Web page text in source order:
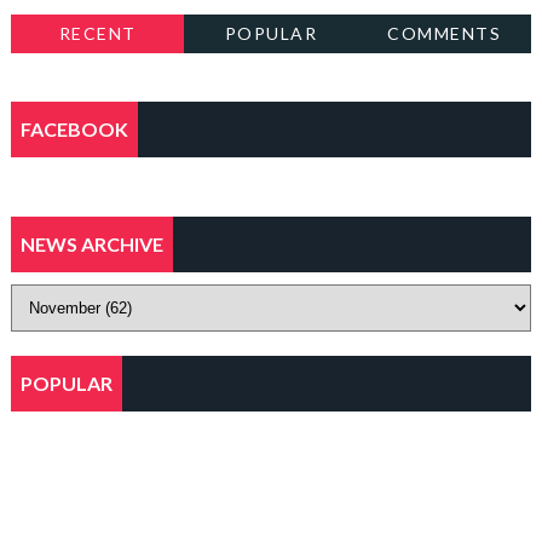
RECENT POPULAR COMMENTS
FACEBOOK
NEWS ARCHIVE
POPULAR